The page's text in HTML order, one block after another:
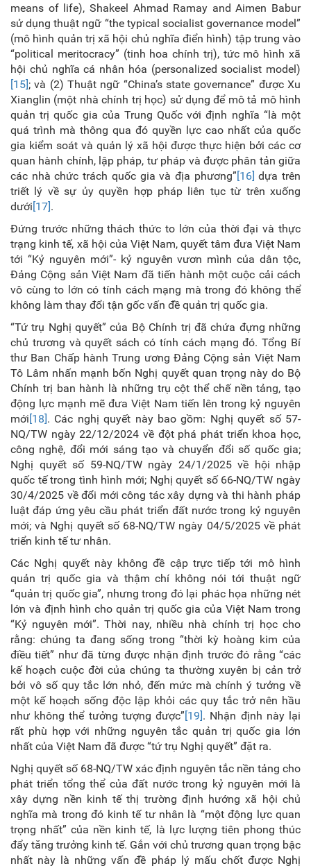
means of life), Shakeel Ahmad Ramay and Aimen Babur
sử dụng thuật ngữ “the typical socialist governance model”
(mô hình quản trị xã hội chủ nghĩa điển hình) tập trung vào
“political meritocracy” (tinh hoa chính trị), tức mô hình xã
hội chủ nghĩa cá nhân hóa (personalized socialist model)
[15]; và (2) Thuật ngữ “China’s state governance” được Xu
Xianglin (một nhà chính trị học) sử dụng để mô tả mô hình
quản trị quốc gia của Trung Quốc với định nghĩa “là một
quá trình mà thông qua đó quyền lực cao nhất của quốc
gia kiểm soát và quản lý xã hội được thực hiện bởi các cơ
quan hành chính, lập pháp, tư pháp và được phân tản giữa
các nhà chức trách quốc gia và địa phương”[16] dựa trên
triết lý về sự ủy quyền hợp pháp liên tục từ trên xuống
dưới[17].
Đứng trước những thách thức to lớn của thời đại và thực
trạng kinh tế, xã hội của Việt Nam, quyết tâm đưa Việt Nam
tới “Kỷ nguyên mới”- kỷ nguyên vươn mình của dân tộc,
Đảng Cộng sản Việt Nam đã tiến hành một cuộc cải cách
vô cùng to lớn có tính cách mạng mà trong đó không thể
không làm thay đổi tận gốc vấn đề quản trị quốc gia.
“Tứ trụ Nghị quyết” của Bộ Chính trị đã chứa đựng những
chủ trương và quyết sách có tính cách mạng đó. Tổng Bí
thư Ban Chấp hành Trung ương Đảng Cộng sản Việt Nam
Tô Lâm nhấn mạnh bốn Nghị quyết quan trọng này do Bộ
Chính trị ban hành là những trụ cột thể chế nền tảng, tạo
động lực mạnh mẽ đưa Việt Nam tiến lên trong kỷ nguyên
mới[18]. Các nghị quyết này bao gồm: Nghị quyết số 57-
NQ/TW ngày 22/12/2024 về đột phá phát triển khoa học,
công nghệ, đổi mới sáng tạo và chuyển đổi số quốc gia;
Nghị quyết số 59-NQ/TW ngày 24/1/2025 về hội nhập
quốc tế trong tình hình mới; Nghị quyết số 66-NQ/TW ngày
30/4/2025 về đổi mới công tác xây dựng và thi hành pháp
luật đáp ứng yêu cầu phát triển đất nước trong kỷ nguyên
mới; và Nghị quyết số 68-NQ/TW ngày 04/5/2025 về phát
triển kinh tế tư nhân.
Các Nghị quyết này không đề cập trực tiếp tới mô hình
quản trị quốc gia và thậm chí không nói tới thuật ngữ
“quản trị quốc gia”, nhưng trong đó lại phác họa những nét
lớn và định hình cho quản trị quốc gia của Việt Nam trong
“Kỷ nguyên mới”. Thời nay, nhiều nhà chính trị học cho
rằng: chúng ta đang sống trong “thời kỳ hoàng kim của
điều tiết” như đã từng được nhận định trước đó rằng “các
kế hoạch cuộc đời của chúng ta thường xuyên bị cản trở
bởi vô số quy tắc lớn nhỏ, đến mức mà chính ý tưởng về
một kế hoạch sống độc lập khỏi các quy tắc trở nên hầu
như không thể tưởng tượng được”[19]. Nhận định này lại
rất phù hợp với những nguyên tắc quản trị quốc gia lớn
nhất của Việt Nam đã được “tứ trụ Nghị quyết” đặt ra.
Nghị quyết số 68-NQ/TW xác định nguyên tắc nền tảng cho
phát triển tổng thể của đất nước trong kỷ nguyên mới là
xây dựng nền kinh tế thị trường định hướng xã hội chủ
nghĩa mà trong đó kinh tế tư nhân là “một động lực quan
trọng nhất” của nền kinh tế, là lực lượng tiên phong thúc
đẩy tăng trưởng kinh tế. Gắn với chủ trương quan trọng bậc
nhất này là những vấn đề pháp lý mấu chốt được Nghị